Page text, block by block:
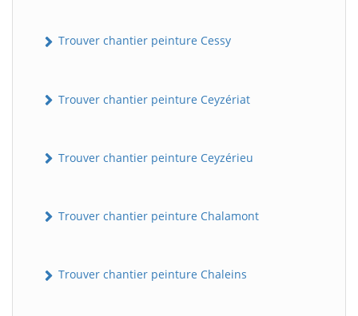
Trouver chantier peinture Cessy
Trouver chantier peinture Ceyzériat
Trouver chantier peinture Ceyzérieu
Trouver chantier peinture Chalamont
Trouver chantier peinture Chaleins